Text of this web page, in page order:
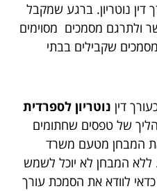
דין נוטריון. ברגע שמקבל
ולתרגם מסמכים מסוימים
שקבילים בבתי
דין נוטריון לספרדית
של טפסים שחתומים
את המבחן מטעם משרד
ללא המבחן לא יוכל לשמש
כדאי לוודא את הסמכת עורך